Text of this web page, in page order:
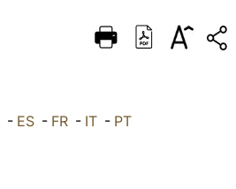
DEUTSCH
العربيّة - ES - FR - IT - PT